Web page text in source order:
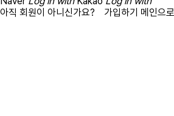
아직 회원이 아니신가요? 가입하기 메인으로